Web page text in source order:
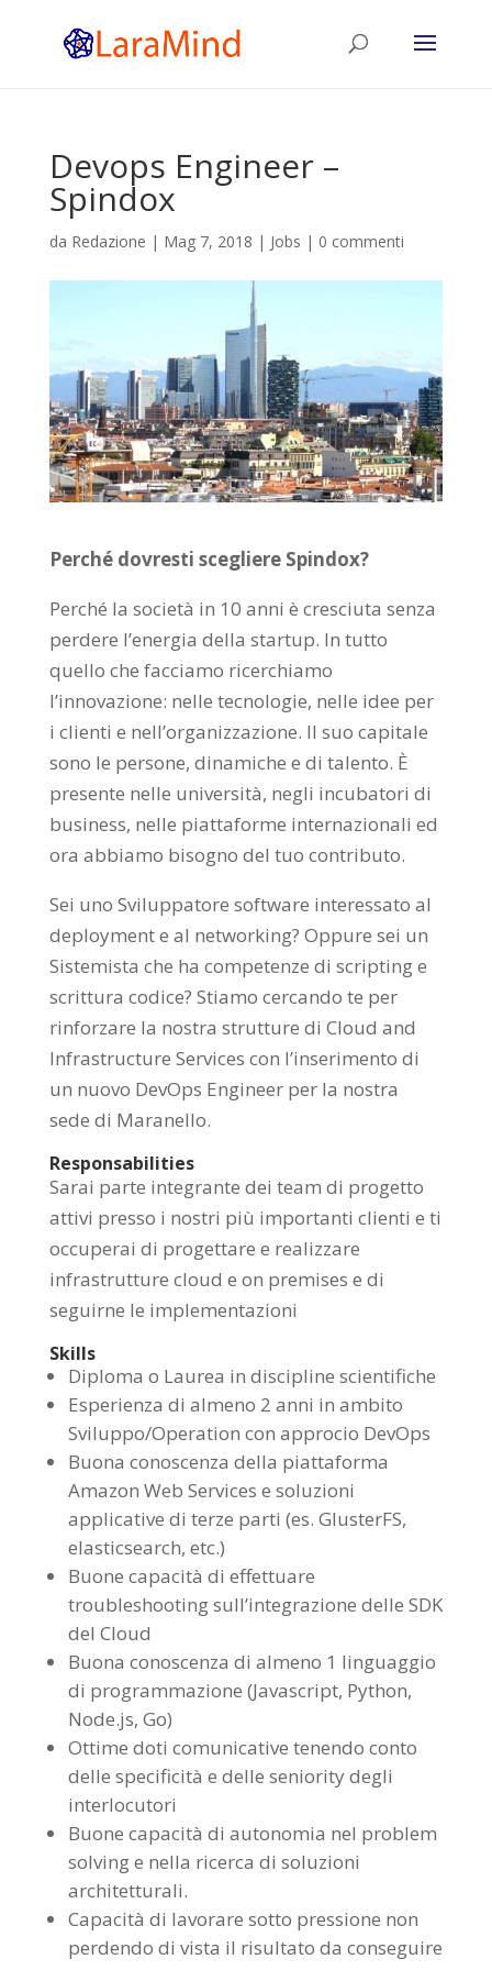
Devops Engineer –
Spindox
da Redazione | Mag 7, 2018 | Jobs | 0 commenti
Perché dovresti scegliere Spindox?
Perché la società in 10 anni è cresciuta senza
perdere l’energia della startup. In tutto
quello che facciamo ricerchiamo
l’innovazione: nelle tecnologie, nelle idee per
i clienti e nell’organizzazione. Il suo capitale
sono le persone, dinamiche e di talento. È
presente nelle università, negli incubatori di
business, nelle piattaforme internazionali ed
ora abbiamo bisogno del tuo contributo.
Sei uno Sviluppatore software interessato al
deployment e al networking? Oppure sei un
Sistemista che ha competenze di scripting e
scrittura codice? Stiamo cercando te per
rinforzare la nostra strutture di Cloud and
Infrastructure Services con l’inserimento di
un nuovo DevOps Engineer per la nostra
sede di Maranello.
Responsabilities
Sarai parte integrante dei team di progetto
attivi presso i nostri più importanti clienti e ti
occuperai di progettare e realizzare
infrastrutture cloud e on premises e di
seguirne le implementazioni
Skills
Diploma o Laurea in discipline scientifiche
Esperienza di almeno 2 anni in ambito
Sviluppo/Operation con approcio DevOps
Buona conoscenza della piattaforma
Amazon Web Services e soluzioni
applicative di terze parti (es. GlusterFS,
elasticsearch, etc.)
Buone capacità di effettuare
troubleshooting sull’integrazione delle SDK
del Cloud
Buona conoscenza di almeno 1 linguaggio
di programmazione (Javascript, Python,
Node.js, Go)
Ottime doti comunicative tenendo conto
delle specificità e delle seniority degli
interlocutori
Buone capacità di autonomia nel problem
solving e nella ricerca di soluzioni
architetturali.
Capacità di lavorare sotto pressione non
perdendo di vista il risultato da conseguire